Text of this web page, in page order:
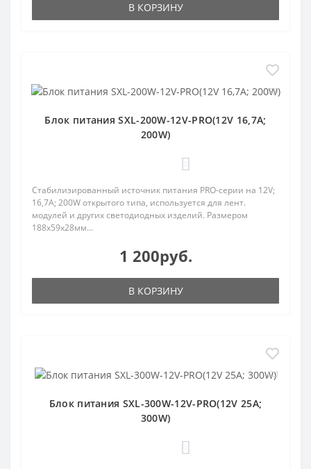
В КОРЗИНУ
Блок питания SXL-200W-12V-PRO(12V 16,7A;
200W)
Стабилизированный источник питания PRO-серии на 12V;
16,7A; 200W открытого типа, используется для лент.
модулей и других светодиодных изделий. Размером
188х59х28мм...
1 200руб.
В КОРЗИНУ
Блок питания SXL-300W-12V-PRO(12V 25A;
300W)